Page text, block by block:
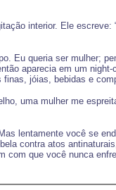
interior. Ele
Eu queria ser mulher;
aparecia em um
jóias, bebidas e
uma mulher me
lentamente você se
contra atos
que você nunca